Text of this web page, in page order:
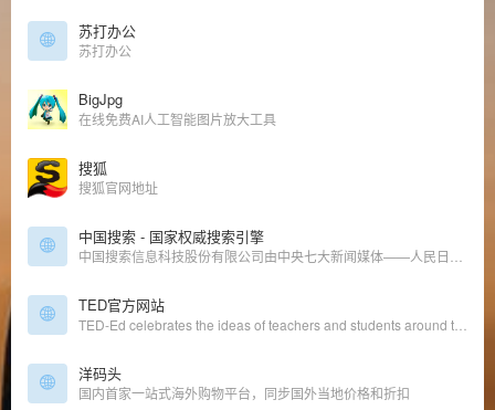
苏打办公
苏打办公
BigJpg
在线免费AI人工智能图片放大工具
搜狐
搜狐官网地址
中国搜索 - 国家权威搜索引擎
TED官方网站
洋码头
国内首家一站式海外购物平台，同步国外当地价格和折扣